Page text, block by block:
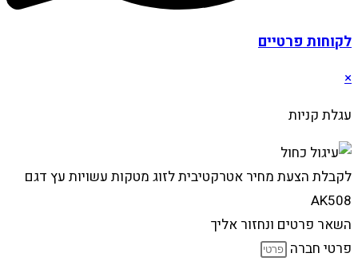
לקוחות פרטיים
×
עגלת קניות
לקבלת הצעת מחיר אטרקטיבית לזוג מטקות עשויות עץ דגם
AK508
השאר פרטים ונחזור אליך
פרטי חברה